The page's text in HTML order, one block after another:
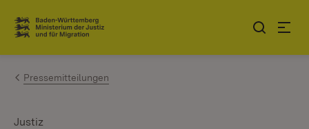
Zum Inhalt springen
Link zur Startseite
Pressemitteilungen
Justiz